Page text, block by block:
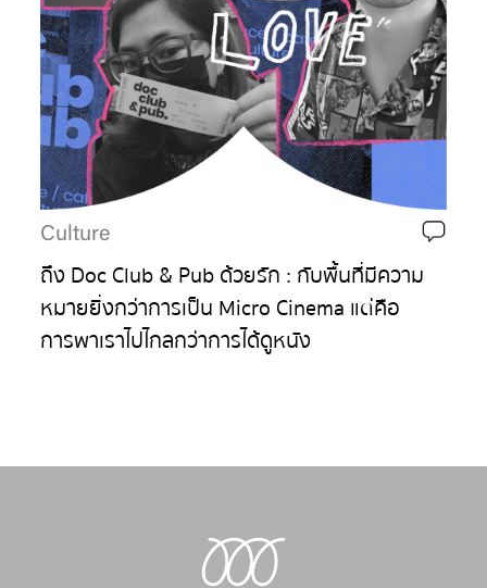
Culture
ถึง Doc Club & Pub ด้วยรัก : กับพื้นที่มีความ
หมายยิ่งกว่าการเป็น Micro Cinema แต่คือ
การพาเราไปไกลกว่าการได้ดูหนัง